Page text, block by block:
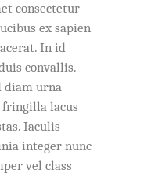
consectetur
ex sapien
In id
convallis.
diam urna
fringilla lacus
Iaculis
integer nunc
vel class